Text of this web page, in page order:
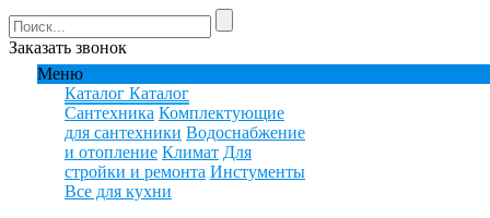
Заказать звонок
Меню
Каталог Каталог
Сантехника Комплектующие
для сантехники Водоснабжение
и отопление Климат Для
стройки и ремонта Инстументы
Все для кухни